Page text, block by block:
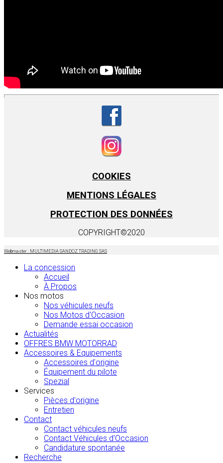
COOKIES
MENTIONS LÉGALES
PROTECTION DES DONNÉES
COPYRIGHT©2020
Webmaster : MULTIMEDIA SANDOZ TRADING SAS
La concession
Accueil
À Propos
Nos motos
Nos véhicules neufs
Nos Motos d'Occasion
Demande essai occasion
Actualités
OFFRES BMW MOTORRAD
Accessoires & Equipements
Accessoires d'origine
Équipement du pilote
Spezial
Services
Pièces d'origine
Entretien
Contact
Contact véhicules neufs
Contact Véhicules d'Occasion
Candidature spontanée
Recherche